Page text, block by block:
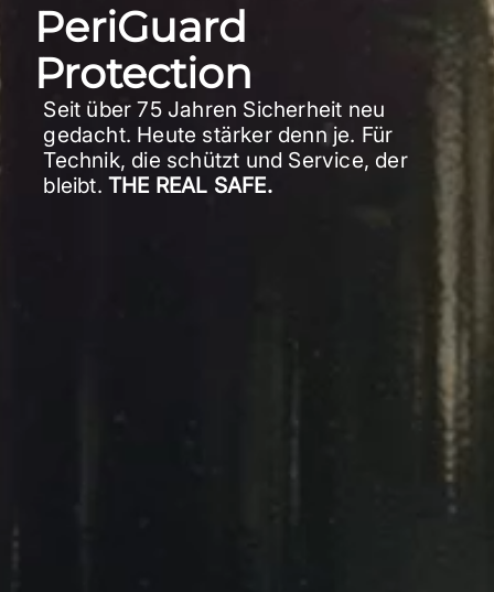
PeriGuard
Protection
Seit über 75 Jahren Sicherheit neu
gedacht. Heute stärker denn je. Für
Technik, die schützt und Service, der
bleibt.THE REAL SAFE.